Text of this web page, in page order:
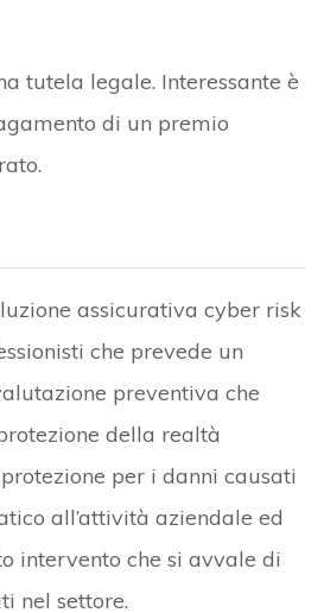
tutela legale. Interessante è
di un premio
assicurativa cyber risk
che prevede un
preventiva che
della realtà
per i danni causati
all’attività aziendale ed
intervento che si avvale di
nel settore.